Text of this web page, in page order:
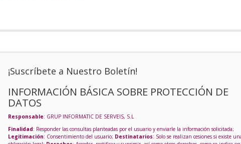
¡Suscríbete a Nuestro Boletín!
INFORMACIÓN BÁSICA SOBRE PROTECCIÓN DE
DATOS
Responsable: GRUP INFORMATIC DE SERVEIS, S.L
Finalidad: Responder las consultas planteadas por el usuario y enviarle la información solicitada;
Legitimación: Consentimiento del usuario; Destinatarios: Solo se realizan cesiones si existe